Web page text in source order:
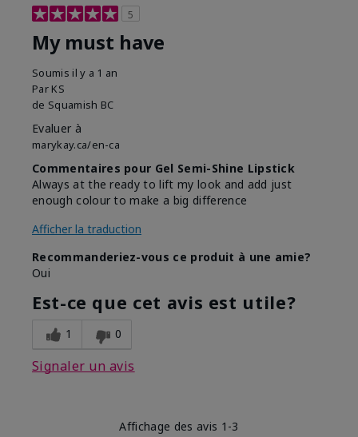
5
My must have
Soumis il y a 1 an
Par KS
de Squamish BC
Evaluer à
marykay.ca/en-ca
Commentaires pour Gel Semi-Shine Lipstick
Always at the ready to lift my look and add just
enough colour to make a big difference
Afficher la traduction
Recommanderiez-vous ce produit à une amie?
Oui
Est-ce que cet avis est utile?
1 0
Signaler un avis
Affichage des avis 1-3